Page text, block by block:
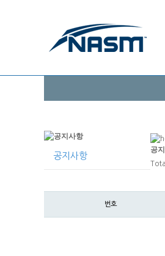
공지사항
공지
번호